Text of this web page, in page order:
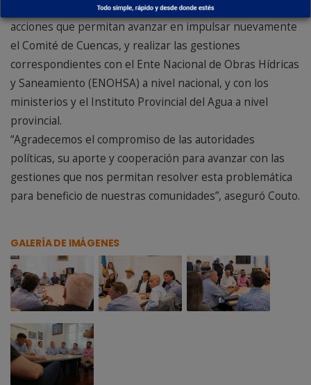
necesidades y han asumido el compromiso de concretar
acciones que permitan avanzar en impulsar nuevamente
el Comité de Cuencas, y realizar las gestiones
correspondientes con el Ente Nacional de Obras Hídricas
y Saneamiento (ENOHSA) a nivel nacional, y con los
ministerios y el Instituto Provincial del Agua a nivel
provincial.
“Agradecemos el compromiso de las autoridades
políticas, su aporte y cooperación para avanzar con las
gestiones que nos permitan resolver esta problemática
para beneficio de nuestras comunidades”, aseguró Couto.
GALERÍA DE IMÁGENES